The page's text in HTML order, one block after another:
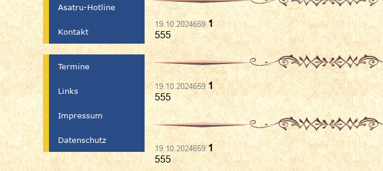
19.10.20246591
555
19.10.20246591
555
19.10.20246591
555
Asatru-Hotline
Kontakt
Termine
Links
Impressum
Datenschutz